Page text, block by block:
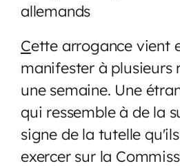
allemands
Cette arrogance vient
manifester à plusieurs
une semaine. Une
qui ressemble à de la
signe de la tutelle
exercer sur la